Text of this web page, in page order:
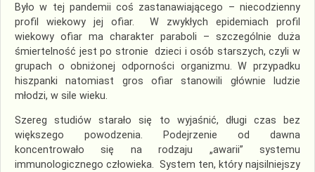
Było w tej pandemii coś zastanawiającego – niecodzienny
profil wiekowy jej ofiar. W zwykłych epidemiach profil
wiekowy ofiar ma charakter paraboli – szczególnie duża
śmiertelność jest po stronie dzieci i osób starszych, czyli w
grupach o obniżonej odporności organizmu. W przypadku
hiszpanki natomiast gros ofiar stanowili głównie ludzie
młodzi, w sile wieku.
Szereg studiów starało się to wyjaśnić, długi czas bez
większego powodzenia. Podejrzenie od dawna
koncentrowało się na rodzaju „awarii” systemu
immunologicznego człowieka. System ten, który najsilniejszy